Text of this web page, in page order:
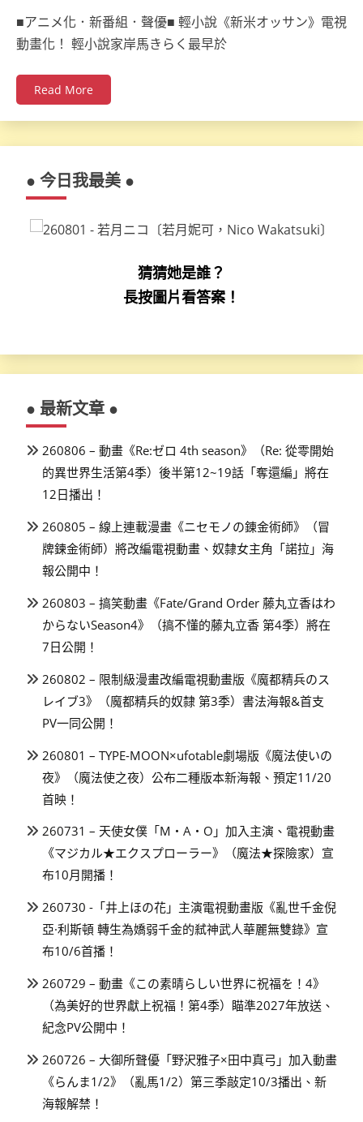
■アニメ化．新番組．聲優■ 輕小說《新米オッサン》電視
動畫化！ 輕小說家岸馬きらく最早於
Read More
● 今日我最美 ●
猜猜她是誰？
長按圖片看答案！
● 最新文章 ●
260806 – 動畫《Re:ゼロ 4th season》（Re: 從零開始
的異世界生活第4季）後半第12~19話「奪還編」將在
12日播出！
260805 – 線上連載漫畫《ニセモノの錬金術師》（冒
牌鍊金術師）將改編電視動畫、奴隸女主角「諾拉」海
報公開中！
260803 – 搞笑動畫《Fate/Grand Order 藤丸立香はわ
からないSeason4》（搞不懂的藤丸立香 第4季）將在
7日公開！
260802 – 限制級漫畫改編電視動畫版《魔都精兵のス
レイブ3》（魔都精兵的奴隸 第3季）書法海報&首支
PV一同公開！
260801 – TYPE-MOON×ufotable劇場版《魔法使いの
夜》（魔法使之夜）公布二種版本新海報、預定11/20
首映！
260731 – 天使女僕「M・A・O」加入主演、電視動畫
《マジカル★エクスプローラー》（魔法★探險家）宣
布10月開播！
260730 -「井上ほの花」主演電視動畫版《亂世千金倪
亞·利斯頓 轉生為嬌弱千金的弒神武人華麗無雙錄》宣
布10/6首播！
260729 – 動畫《この素晴らしい世界に祝福を！4》
（為美好的世界獻上祝福！第4季）瞄準2027年放送、
紀念PV公開中！
260726 – 大御所聲優「野沢雅子×田中真弓」加入動畫
《らんま1/2》（亂馬1/2）第三季敲定10/3播出、新
海報解禁！